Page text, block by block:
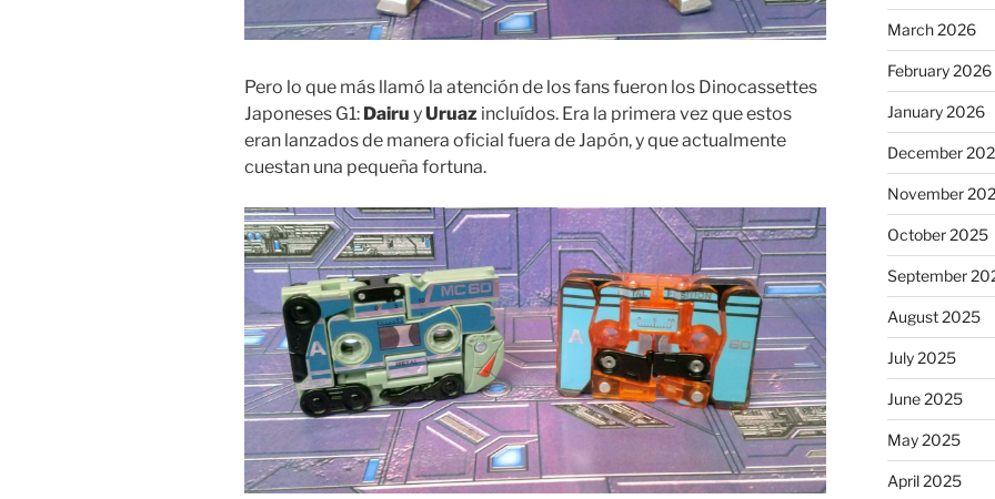
Pero lo que más llamó la atención de los fans fueron los Dinocassettes
Japoneses G1: Dairu yUruaz incluídos. Era la primera vez que estos
eran lanzados de manera oficial fuera de Japón, y que actualmente
cuestan una pequeña fortuna.
March 2026
February 2026
January 2026
December
November
October 2025
September
August 2025
July 2025
June 2025
May 2025
April 2025